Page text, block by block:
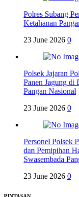
Polres Subang
Ketahanan
23 June 2026 0
Polsek Jajaran
Panen Jagung di
Pangan Nasional
23 June 2026 0
Personel Polsek
dan Pemipihan
Swasembada
23 June 2026 0